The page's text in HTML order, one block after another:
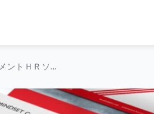
アチーブメントＨＲソリューションズ株式会社